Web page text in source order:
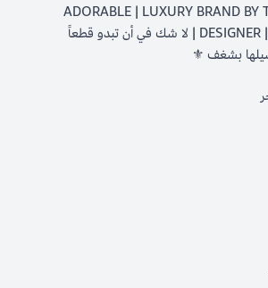
ADORABLE | LUXURY BRAND BY
DESIGNER | SHROUG AL.AONIY | لا شك في أن تبدو قطعاً
بشغف ⚜️